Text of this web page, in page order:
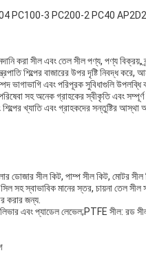
04 PC100-3 PC200-2 PC40
করা সীল এবং তেল সীল পণ্য, পণ্য বিক্রয়,
শিল্পের বাজারের উপর দৃষ্টি নিবদ্ধ
ভাগাভাগি এবং পরিপূরক সুবিধাগুলি উপলব্ধি
সহ অনেক গ্রাহকের স্বীকৃতি এবং সম্পূর্ণ
খ্যাতি এবং গ্রাহকদের সন্তুষ্টির আস্থা
ডোজার সীল কিট, পাম্প সীল কিট, মোটর সীল
সহ স্বাভাবিক মানের স্তর, চায়না তেল
করার জন্য.
এবং প্যাডেল লেভেল;PTFE সীল: রড